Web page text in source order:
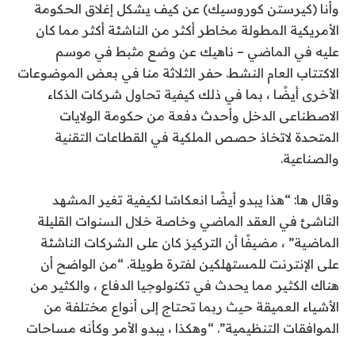
وأنا (كيرستن كوروسيك) عن كيف يشكل إغلاق الحكومة
الأمريكية المطولة مخاطر أكثر من الناشئة أكثر مما كان
عليه في الماضي – ناهيك عن وضع مثبط في موسم
الاكتتاب العام النشط. حفر الثلاثة منا في بعض الموضوعات
الأخرى أيضًا ، بما في ذلك كيفية تحاول شركات الذكاء
الاصطناعى الدخل وأحدث دفعة من حكومة الولايات
المتحدة لاتخاذ حصص الملكية في القطاعات التقنية
والصناعية.
وقال ها: “هذا يبدو أيضًا انعكاسًا لكيفية تغير المشهد
الناشئ في العقد الماضي وخاصة خلال السنوات القليلة
الماضية” ، مضيفًا أن التركيز كان على الشركات الناشئة
على الإنترنت للمستهلكين لفترة طويلة. “من الواضح أن
هناك الكثير مما يحدث في تكنولوجيا الدفاع ، والكثير من
الأشياء العميقة حيث ربما تحتاج إلى أنواع مختلفة من
الموافقات التنظيمية”. “وهكذا ، يبدو الأمر وكأنه مساحات